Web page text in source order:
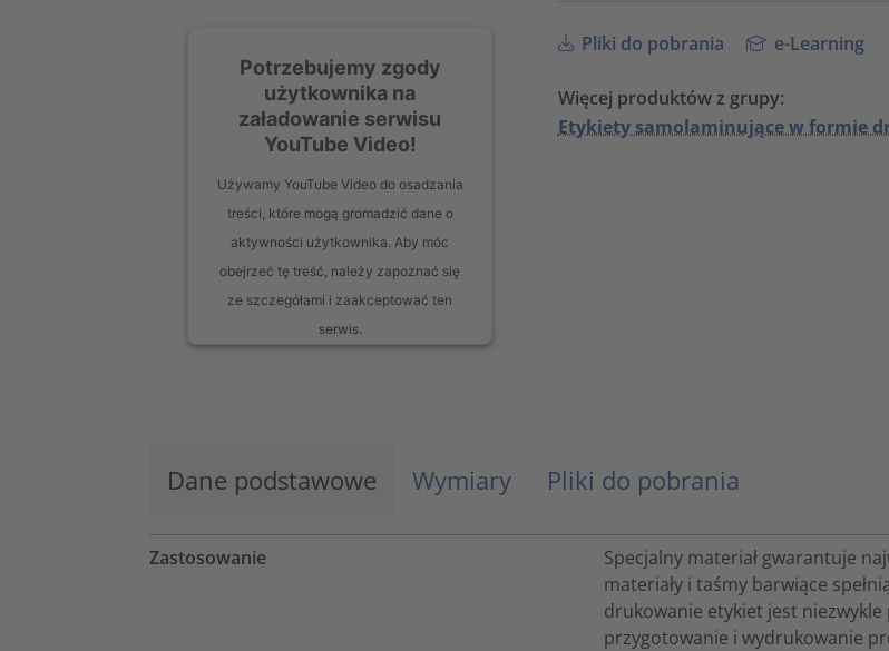
Potrzebujemy zgody
użytkownika na
załadowanie serwisu
YouTube Video!
Używamy YouTube Video do osadzania
treści, które mogą gromadzić dane o
aktywności użytkownika. Aby móc
obejrzeć tę treść, należy zapoznać się
ze szczegółami i zaakceptować ten
serwis.
powered byUsercentrics Consent
Pliki do pobrania e-Learning
Więcej produktów z grupy:
Etykiety samolaminujące w formie
Dane podstawowe Wymiary Pliki do pobrania
Zastosowanie
Specjalny materiał gwarantuje
materiały i taśmy barwiące
drukowanie etykiet jest
przygotowanie i wydrukowanie